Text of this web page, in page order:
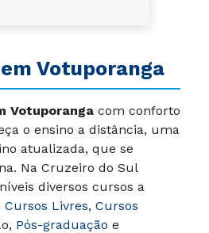
Votuporanga
Votuporanga com conforto
o ensino a distância, uma
atualizada, que se
Na Cruzeiro do Sul
diversos cursos a
Cursos Livres, Cursos
Pós-graduação e